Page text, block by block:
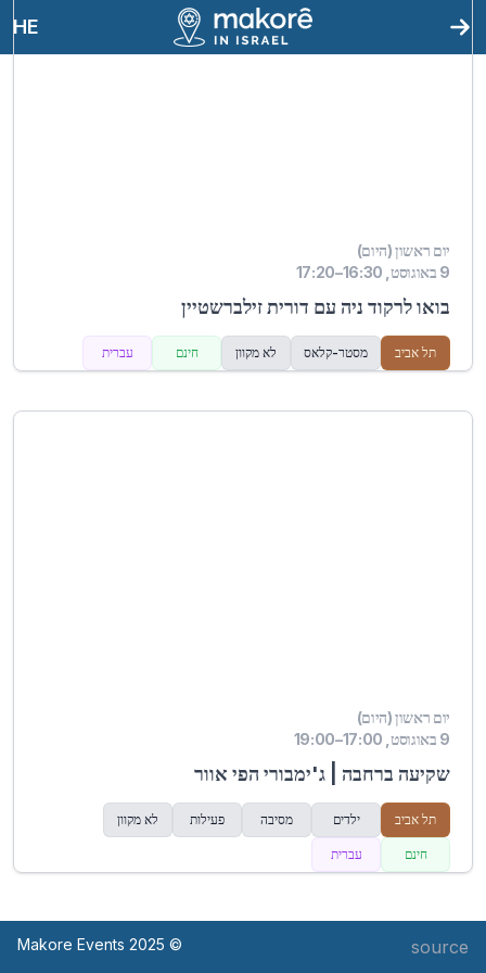
HE
יום ראשון (היום)
9 באוגוסט, 16:30–17:20
בואו לרקוד ניה עם דורית זילברשטיין
תל אביב מסטר-קלאס לא מקוון חינם עברית
יום ראשון (היום)
9 באוגוסט, 17:00–19:00
שקיעה ברחבה | ג'ימבורי הפי אוור
תל אביב ילדים מסיבה פעילות לא מקוון
חינם עברית
source
© Makore Events 2025